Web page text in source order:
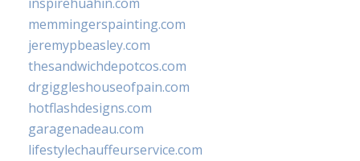
memmingerspainting.com
jeremypbeasley.com
thesandwichdepotcos.com
drgiggleshouseofpain.com
hotflashdesigns.com
garagenadeau.com
lifestylechauffeurservice.com